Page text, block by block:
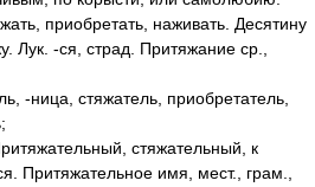
приобретать, наживать. Десятину
Лук. -ся, страд. Притяжание ср.,
-ница, стяжатель, приобретатель,
стяжательный, к
Притяжательное имя, мест., грам.,